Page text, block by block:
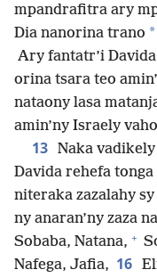
mpandrafitra ary
Dia nanorina trano *
Ary fantatr’i
orina tsara teo
nataony lasa
amin’ny Israely
13 Naka vadikely
Davida rehefa
niteraka zazalahy sy
ny anaran’ny zaza
Sobaba, Natana, +
Nafega, Jafia, 16